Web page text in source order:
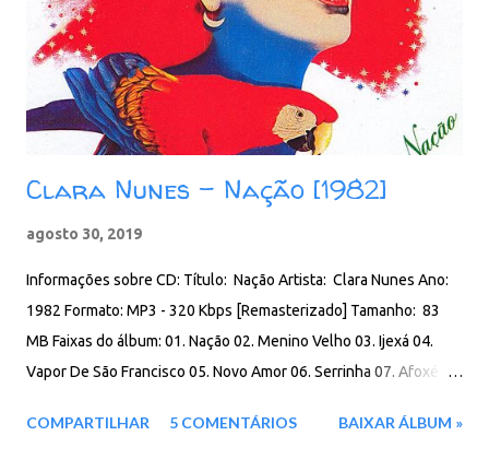
Clara Nunes - Nação [1982]
agosto 30, 2019
Informações sobre CD: Título: Nação Artista: Clara Nunes Ano:
1982 Formato: MP3 - 320 Kbps [Remasterizado] Tamanho: 83
MB Faixas do álbum: 01. Nação 02. Menino Velho 03. Ijexá 04.
Vapor De São Francisco 05. Novo Amor 06. Serrinha 07. Afoxé
Download: Google Drive - Box - MEGA - MediaFire
COMPARTILHAR 5 COMENTÁRIOS BAIXAR ÁLBUM »